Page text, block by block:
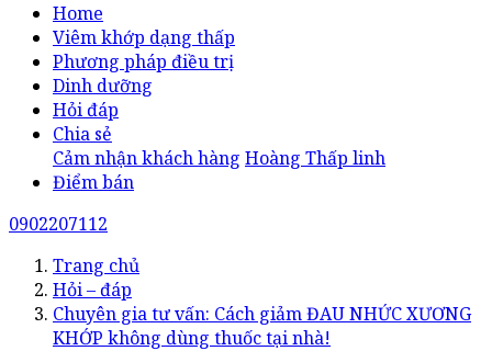
Home
Viêm khớp dạng thấp
Phương pháp điều trị
Dinh dưỡng
Hỏi đáp
Chia sẻ
Cảm nhận khách hàng Hoàng Thấp linh
Điểm bán
0902207112
Trang chủ
Hỏi – đáp
Chuyên gia tư vấn: Cách giảm ĐAU NHỨC XƯƠNG
KHỚP không dùng thuốc tại nhà!